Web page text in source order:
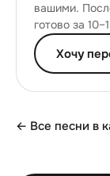
вашими.
готово за
Хочу
← Все песни в